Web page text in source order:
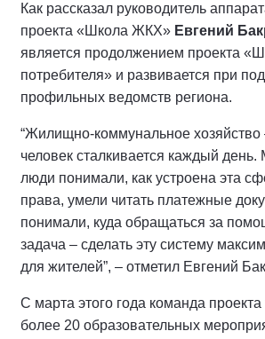
Как рассказал руководитель
проекта «Школа ЖКХ» Евгений
является продолжением проекта
потребителя» и развивается при
профильных ведомств региона.
“Жилищно-коммунальное хозяйство
человек сталкивается каждый
люди понимали, как устроена эта
права, умели читать платежные
понимали, куда обращаться за
задача – сделать эту систему
для жителей”, – отметил Евгений
С марта этого года команда
более 20 образовательных